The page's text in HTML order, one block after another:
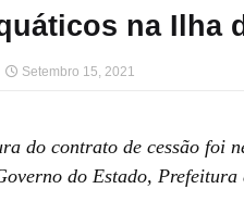
na Ilha
Setembro 15, 2021
do contrato de cessão foi
do Estado,